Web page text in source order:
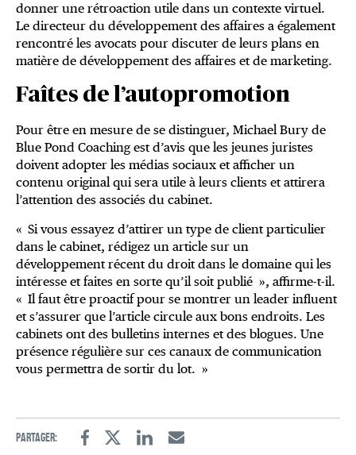
donner une rétroaction utile dans un contexte virtuel.
Le directeur du développement des affaires a également
rencontré les avocats pour discuter de leurs plans en
matière de développement des affaires et de marketing.
Faîtes de l’autopromotion
Pour être en mesure de se distinguer, Michael Bury de
Blue Pond Coaching est d’avis que les jeunes juristes
doivent adopter les médias sociaux et afficher un
contenu original qui sera utile à leurs clients et attirera
l’attention des associés du cabinet.
« Si vous essayez d’attirer un type de client particulier
dans le cabinet, rédigez un article sur un
développement récent du droit dans le domaine qui les
intéresse et faites en sorte qu’il soit publié », affirme-t-il.
« Il faut être proactif pour se montrer un leader influent
et s’assurer que l’article circule aux bons endroits. Les
cabinets ont des bulletins internes et des blogues. Une
présence régulière sur ces canaux de communication
vous permettra de sortir du lot. »
Partager:
FacebookTwitterLinkedinEmail